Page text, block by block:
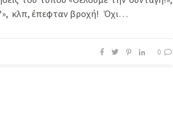
κλπ, έπεφταν βροχή! Όχι…
0